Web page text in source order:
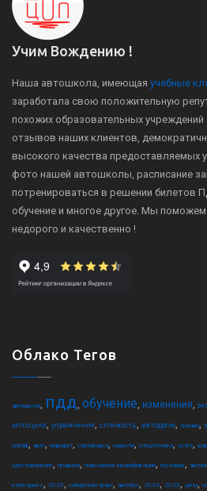
Учим Вождению !
Наша автошкола, имеющая учебные
заработала свою положительную
похожих образовательных
отзывов наших клиентов,
высокого качества предоставляемых
фото нашей автошколы, расписание
потренироваться в решении билетов
обучение и многое другое. Мы
недорого и качественно !
Облако Тегов
автошкола, пдд, обучение, изменения,
мотоцикл, упражнения, стоимость, автодром, онлайн,
штраф, авто, маршрут, сортировка, новости, спецтехника, осаго,
удостоверение, правила, повышение квалификации, грузовик,
категория c, 2025, сибирский тракт, автобус, 2024, 2023, цена,